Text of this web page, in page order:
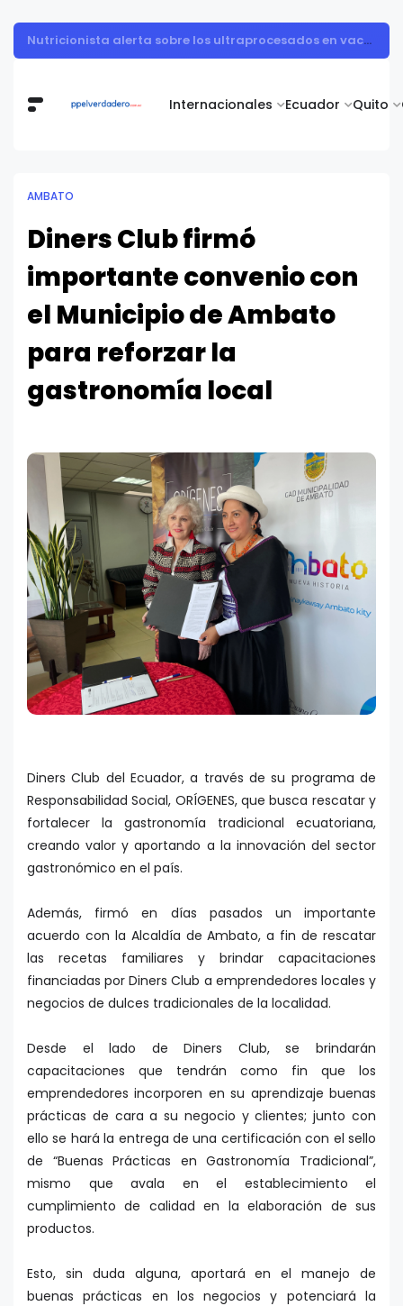
Internacionales Ecuador Quito
Muestra de arte contemporáneo reunió a cuerpo diplomático y artistas nacionales en la Academia Diplomática Galo Plaza
AMBATO
Diners Club firmó
importante convenio con
el Municipio de Ambato
para reforzar la
gastronomía local
Diners Club del Ecuador, a través de su programa de
Responsabilidad Social, ORÍGENES, que busca rescatar y
fortalecer la gastronomía tradicional ecuatoriana,
creando valor y aportando a la innovación del sector
gastronómico en el país.
Además, firmó en días pasados un importante
acuerdo con la Alcaldía de Ambato, a fin de rescatar
las recetas familiares y brindar capacitaciones
financiadas por Diners Club a emprendedores locales y
negocios de dulces tradicionales de la localidad.
Desde el lado de Diners Club, se brindarán
capacitaciones que tendrán como fin que los
emprendedores incorporen en su aprendizaje buenas
prácticas de cara a su negocio y clientes; junto con
ello se hará la entrega de una certificación con el sello
de “Buenas Prácticas en Gastronomía Tradicional”,
mismo que avala en el establecimiento el
cumplimiento de calidad en la elaboración de sus
productos.
Esto, sin duda alguna, aportará en el manejo de
buenas prácticas en los negocios y potenciará la